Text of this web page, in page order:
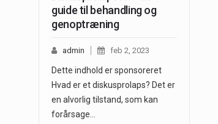
guide til behandling og
genoptræning
admin feb 2, 2023
Dette indhold er sponsoreret
Hvad er et diskusprolaps? Det er
en alvorlig tilstand, som kan
forårsage…